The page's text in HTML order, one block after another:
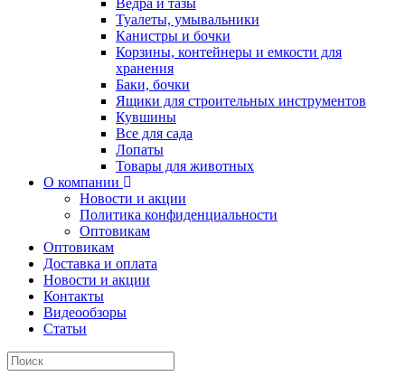
Ведра и тазы
Туалеты, умывальники
Канистры и бочки
Корзины, контейнеры и емкости для
хранения
Баки, бочки
Ящики для строительных инструментов
Кувшины
Все для сада
Лопаты
Товары для животных
О компании
Новости и акции
Политика конфиденциальности
Оптовикам
Оптовикам
Доставка и оплата
Новости и акции
Контакты
Видеообзоры
Статьи